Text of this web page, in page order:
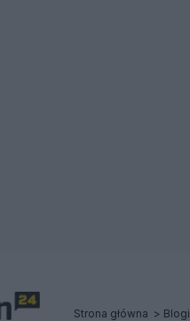
Strona główna Blogi